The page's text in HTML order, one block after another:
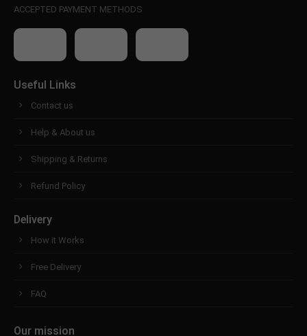
ACCEPTED PAYMENT METHODS
Useful Links
Contact us
Help & About us
Shipping & Returns
Refund Policy
Delivery
How it Works
Free Delivery
FAQ
Our mission